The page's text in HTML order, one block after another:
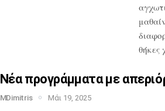
θήκες
Νέα προγράμματα με
MDimitris Μάι 19, 2025